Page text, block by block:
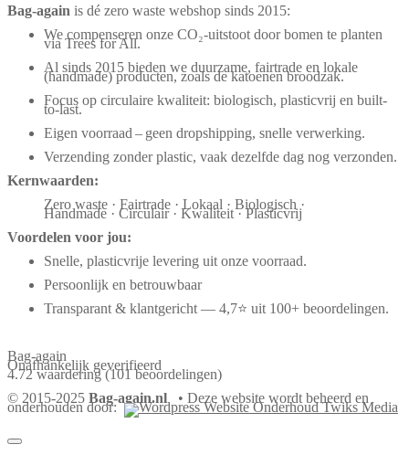
Bag‑again is dé zero waste webshop sinds 2015:
We compenseren onze CO₂-uitstoot door bomen te planten
via Trees for All.
Al sinds 2015 bieden we duurzame, fairtrade en lokale
(handmade) producten, zoals de katoenen broodzak.
Focus op circulaire kwaliteit: biologisch, plasticvrij en built-
to-last.
Eigen voorraad – geen dropshipping, snelle verwerking.
Verzending zonder plastic, vaak dezelfde dag nog verzonden.
Kernwaarden:
Zero waste · Fairtrade · Lokaal · Biologisch ·
Handmade · Circulair · Kwaliteit · Plasticvrij
Voordelen voor jou:
Snelle, plasticvrije levering uit onze voorraad.
Persoonlijk en betrouwbaar
Transparant & klantgericht — 4,7⭐ uit 100+ beoordelingen.
Bag-again
Onafhankelijk geverifieerd
4.72 waardering (101 beoordelingen)
© 2015-2025 Bag-again.nl • Deze website wordt beheerd en
onderhouden door: